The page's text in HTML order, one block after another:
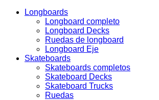
Longboards
Longboard completo
Longboard Decks
Ruedas de longboard
Longboard Eje
Skateboards
Skateboards completos
Skateboard Decks
Skateboard Trucks
Ruedas